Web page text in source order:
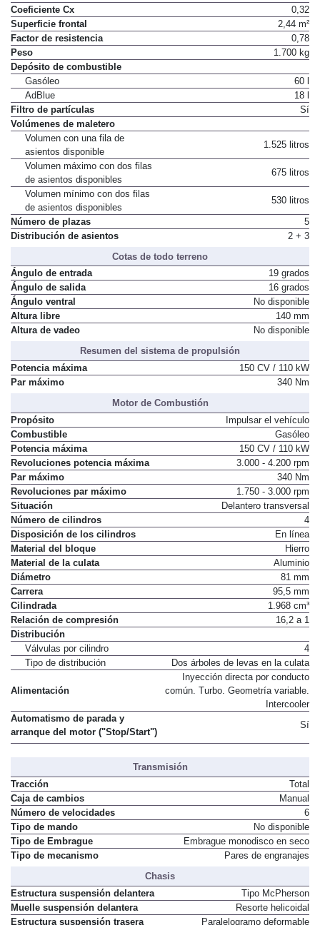
Batalla
2.680 mm
Coeficiente Cx
0,32
Superficie frontal
2,44 m²
Factor de resistencia
0,78
Peso
Depósito de combustible
Gasóleo
60 l
AdBlue
18 l
Filtro de partículas
Volúmenes de maletero
Volumen con una fila de
asientos disponible
Volumen máximo con dos filas
de asientos disponibles
Volumen mínimo con dos filas
de asientos disponibles
Número de plazas
5
Cotas de todo terreno
Ángulo de entrada
19 grados
Ángulo de salida
16 grados
Ángulo ventral
No disponible
Altura libre
140 mm
Resumen del sistema de propulsión
Potencia máxima
150 CV / 110 kW
Motor de Combustión
Propósito
Impulsar el vehículo
Combustible
Gasóleo
Potencia máxima
150 CV / 110 kW
Revoluciones potencia máxima
3.000 - 4.200 rpm
Par máximo
340 Nm
Revoluciones par máximo
1.750 - 3.000 rpm
Situación
Delantero transversal
Número de cilindros
4
Disposición de los cilindros
En línea
Material del bloque
Hierro
Material de la culata
Aluminio
Diámetro
81 mm
Carrera
95,5 mm
Cilindrada
1.968 cm³
Relación de compresión
Distribución
Válvulas por cilindro
4
Dos árboles de levas en la culata
Inyección directa por conducto
común. Turbo. Geometría variable.
Automatismo de parada y
arranque del motor ("Stop/Start")
Transmisión
Tracción
Total
Caja de cambios
Manual
Número de velocidades
6
Tipo de mando
No disponible
Tipo de Embrague
Embrague monodisco en seco
Chasis
Estructura suspensión delantera
Tipo McPherson
Muelle suspensión delantera
Resorte helicoidal